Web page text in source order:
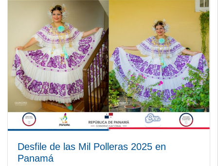
Desfile de las Mil Polleras 2025 en
Panamá